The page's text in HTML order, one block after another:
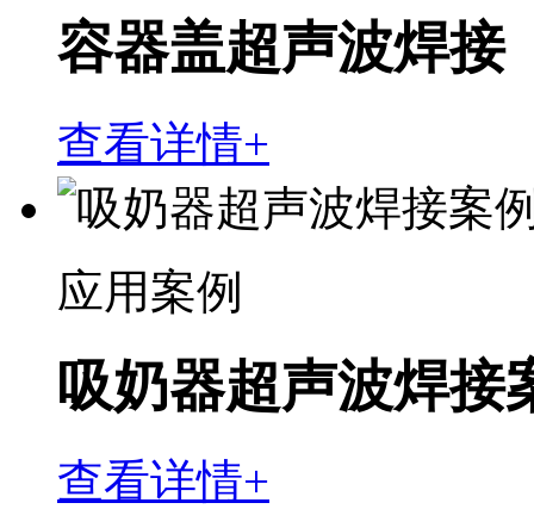
容器盖超声波焊接
查看详情+
应用案例
吸奶器超声波焊接
查看详情+